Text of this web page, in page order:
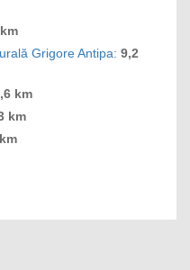
Grigore Antipa: 9,2
km
km